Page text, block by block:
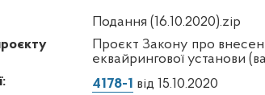
Подання (16.10.2020).zip
Проєкт Закону про
еквайрингової установи
4178-1 від 15.10.2020